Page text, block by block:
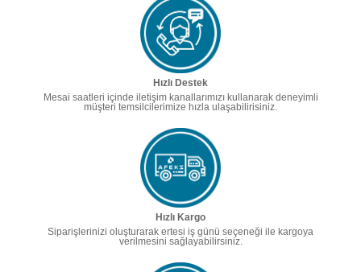
Hızlı Destek
Mesai saatleri içinde iletişim kanallarımızı kullanarak deneyimli
müşteri temsilcilerimize hızla ulaşabilirisiniz.
Hızlı Kargo
Siparişlerinizi oluşturarak ertesi iş günü seçeneği ile kargoya
verilmesini sağlayabilirsiniz.